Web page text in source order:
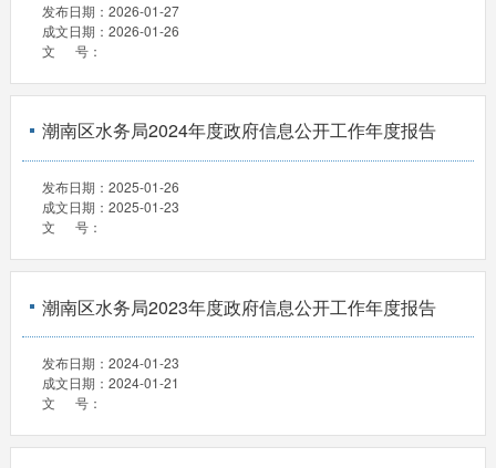
发布日期： 2026-01-27
成文日期： 2026-01-26
文 号：
潮南区水务局2024年度政府信息公开工作年度报告
发布日期： 2025-01-26
成文日期： 2025-01-23
文 号：
潮南区水务局2023年度政府信息公开工作年度报告
发布日期： 2024-01-23
成文日期： 2024-01-21
文 号：